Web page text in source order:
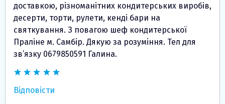
доставкою, різноманітних кондитерських виробів,
десерти, торти, рулети, кенді бари на
святкування. З повагою шеф кондитерської
Праліне м. Самбір. Дякую за розуміння. Тел для
зв’язку 0679850591 Галина.
Відповісти